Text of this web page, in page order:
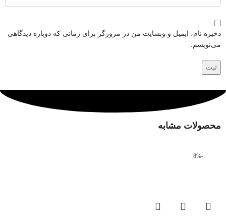
ذخیره نام، ایمیل و وبسایت من در مرورگر برای زمانی که دوباره دیدگاهی
می‌نویسم.
محصولات مشابه
-8%